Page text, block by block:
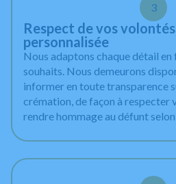
3
Respect de vos
personnalisée
Nous adaptons chaque détail
souhaits. Nous demeurons
informer en toute transparence
crémation, de façon à respecter
rendre hommage au défunt